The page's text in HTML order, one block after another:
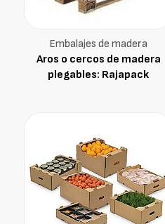
Embalajes de madera
Aros o cercos de madera
plegables: Rajapack